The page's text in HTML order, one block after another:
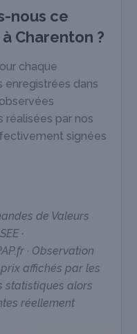
nous ce
Charenton ?
chaque
enregistrées dans
réalisées par nos
signées
de Valeurs
·
· Observation
affichés par les
statistiques alors
réellement